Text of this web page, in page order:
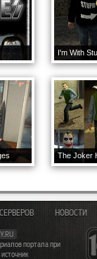
I'm With
The Joker
НОВОСТИ
портала при